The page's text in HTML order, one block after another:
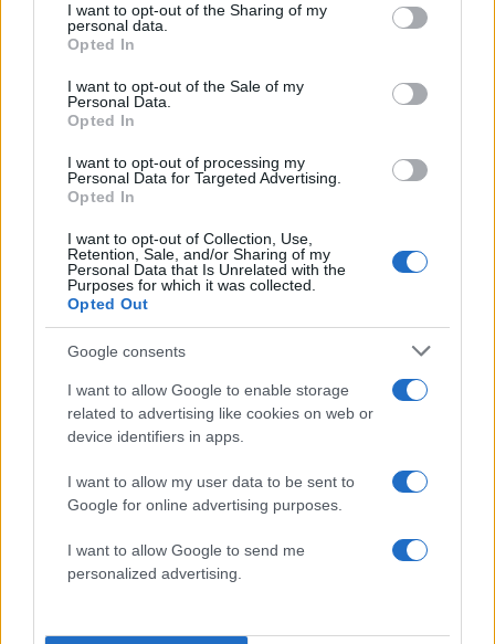
not limited to your visit or usage behaviour. You may click to
grant or deny consent to Google and its third-party tags to
use your data for below specified purposes in below Google
consent section.
I want to opt-out of the Sharing of my
personal data.
Opted In
I want to opt-out of the Sale of my
Personal Data.
Opted In
I want to opt-out of processing my
Personal Data for Targeted Advertising.
Opted In
I want to opt-out of Collection, Use,
Retention, Sale, and/or Sharing of my
Personal Data that Is Unrelated with the
Purposes for which it was collected.
Opted Out
Google consents
I want to allow Google to enable storage
related to advertising like cookies on web or
device identifiers in apps.
I want to allow my user data to be sent to
Google for online advertising purposes.
I want to allow Google to send me
personalized advertising.
Σχόλια
Σχολίασε εδώ
50 /50
Στη ΓΑΔΑ η 46χρονη που
κατηγορείται για
συμμετοχή στην τραγωδία
της Μαρφίν - Μεταφέρθηκε
απευθείας από το
αεροδρόμιο
Τραμπ: «Ο πόλεμος με
Ιράν θα τελειώσει